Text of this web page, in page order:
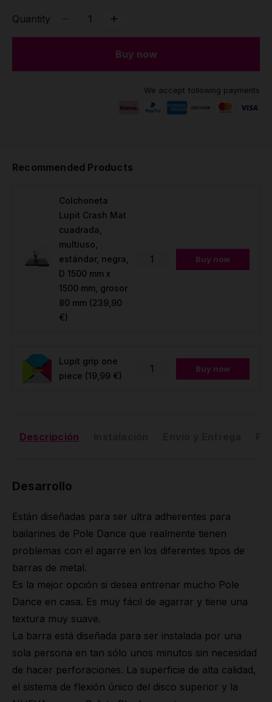
Quantity
Buy now
We accept following payments
Recommended Products
Colchoneta
Lupit Crash Mat
cuadrada,
multiuso,
estándar, negra,
D 1500 mm x
1500 mm, grosor
80 mm (239,90
€)
Buy now
Lupit grip one
piece (19,99 €)
Buy now
Descripción
Desarrollo
Están diseñadas para ser ultra adherentes para
bailarines de Pole Dance que realmente tienen
problemas con el agarre en los diferentes tipos de
barras de metal.
Es la mejor opción si desea entrenar mucho Pole
Dance en casa. Es muy fácil de agarrar y tiene una
textura muy suave.
La barra está diseñada para ser instalada por una
sola persona en tan sólo unos minutos sin necesidad
de hacer perforaciones. La superficie de alta calidad,
el sistema de flexión único del disco superior y la